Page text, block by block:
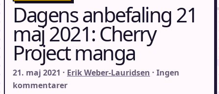
Dagens anbefaling 21
maj 2021: Cherry
Project manga
21. maj 2021 · Erik Weber-Lauridsen · Ingen
kommentarer